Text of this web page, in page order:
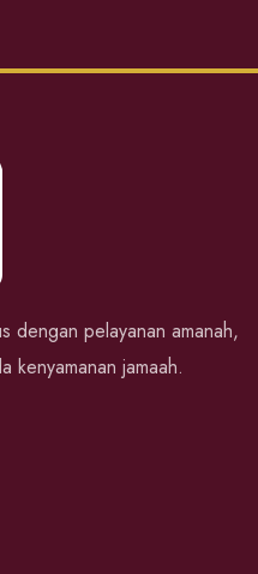
dengan pelayanan amanah,
kenyamanan jamaah.